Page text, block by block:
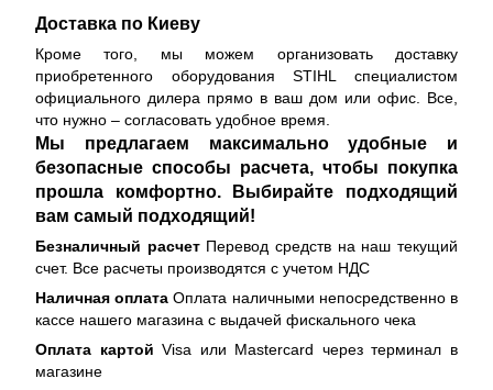
Доставка по Киеву
Кроме того, мы можем организовать доставку
приобретенного оборудования STIHL специалистом
официального дилера прямо в ваш дом или офис. Все,
что нужно – согласовать удобное время.
Мы предлагаем максимально удобные и
безопасные способы расчета, чтобы покупка
прошла комфортно. Выбирайте подходящий
вам самый подходящий!
Безналичный расчетПеревод средств на наш текущий
счет. Все расчеты производятся с учетом НДС
Наличная оплата Оплата наличными непосредственно в
кассе нашего магазина с выдачей фискального чека
Оплата картой Visa или Mastercard через терминал в
магазине